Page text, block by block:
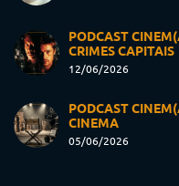
PODCAST
CRIMES CAPITAIS
12/06/2026
PODCAST
CINEMA
05/06/2026